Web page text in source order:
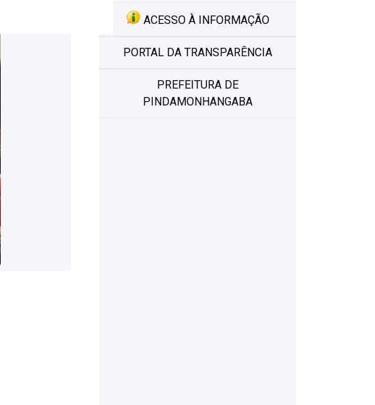
ACESSO À INFORMAÇÃO
PORTAL DA TRANSPARÊNCIA
PREFEITURA DE
PINDAMONHANGABA